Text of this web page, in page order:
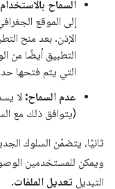
السماح
إلى الموقع
الإذن. بعد منح
التطبيق أيضًا من
التي يتم فتحها
عدم السماح: لا
(يتوافق ذلك مع
ثانيًا، يتضمّن السلوك
ويمكن للمستخدمين
التبديل تعديل الملفات.